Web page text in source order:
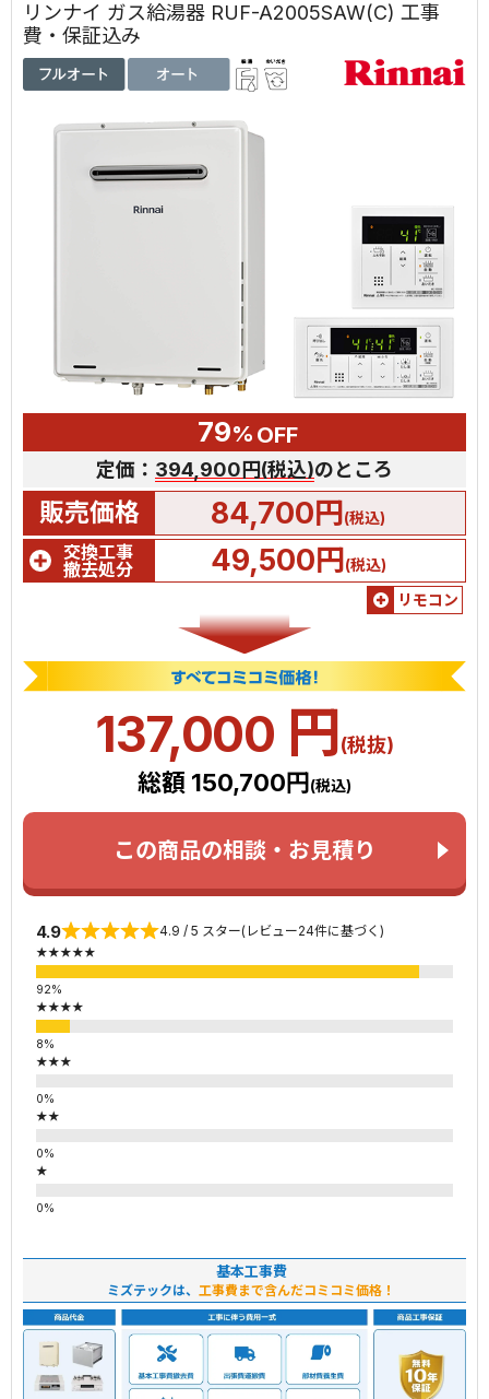
リンナイ ガス給湯器 RUF-A2005SAW(C) 工事
費・保証込み
79% OFF
定価： 394,900円(税込)のところ
販売価格 84,700円(税込)
交換工事
撤去処分
49,500円(税込)
リモコン
137,000 円(税抜)
総額 150,700円 (税込)
この商品の相談・お見積り
4.9 4.9 / 5 スター(レビュー24件に基づく)
★★★★★
★★★★
★★★
★★
★
基本工事費
ミズテックは、 工事費まで含んだコミコミ価格！